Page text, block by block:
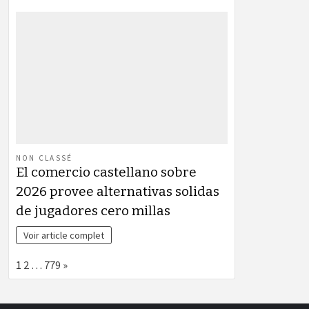
NON CLASSÉ
El comercio castellano sobre
2026 provee alternativas solidas
de jugadores cero millas
Voir article complet
Page:
1 2 … 779 Next
»